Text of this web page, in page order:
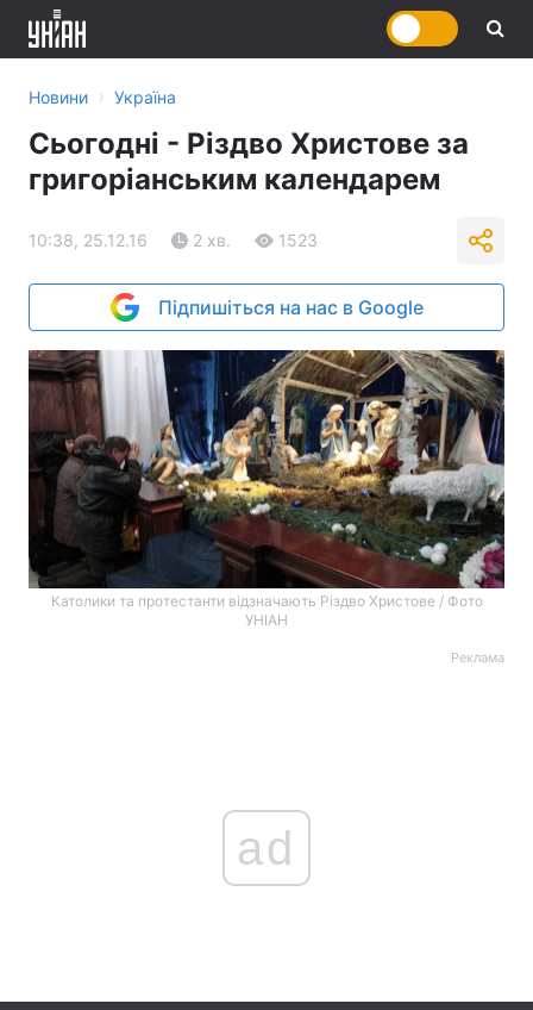
Новини › Україна
Сьогодні - Різдво Христове за
григоріанським календарем
10:38, 25.12.16 2 хв. 1523
Підпишіться на нас в Google
Католики та протестанти відзначають Різдво Христове / Фото
УНІАН
Реклама
ad